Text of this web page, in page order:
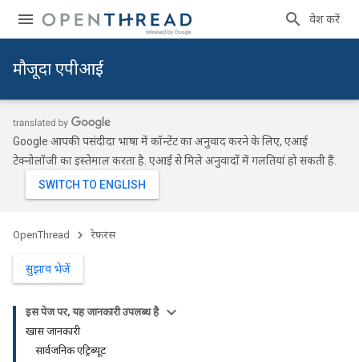
प्रवेश करें
मौजूदा एपीआई
Google आपकी पसंदीदा भाषा में कॉन्टेंट का अनुवाद करने के लिए, एआई
टेक्नोलॉजी का इस्तेमाल करता है. एआई से मिले अनुवादों में गलतियां हो सकती हैं.
OpenThread रेफ़रंस
सुझाव भेजें
इस पेज पर, यह जानकारी उपलब्ध है
खास जानकारी
सार्वजनिक एट्रिब्यूट